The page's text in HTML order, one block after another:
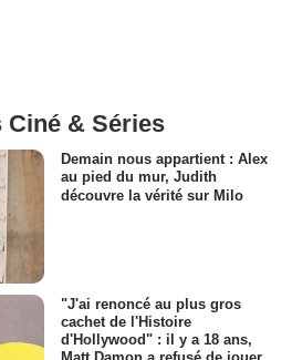
Ciné & Séries
Demain nous appartient : Alex
au pied du mur, Judith
découvre la vérité sur Milo
"J'ai renoncé au plus gros
cachet de l'Histoire
d'Hollywood" : il y a 18 ans,